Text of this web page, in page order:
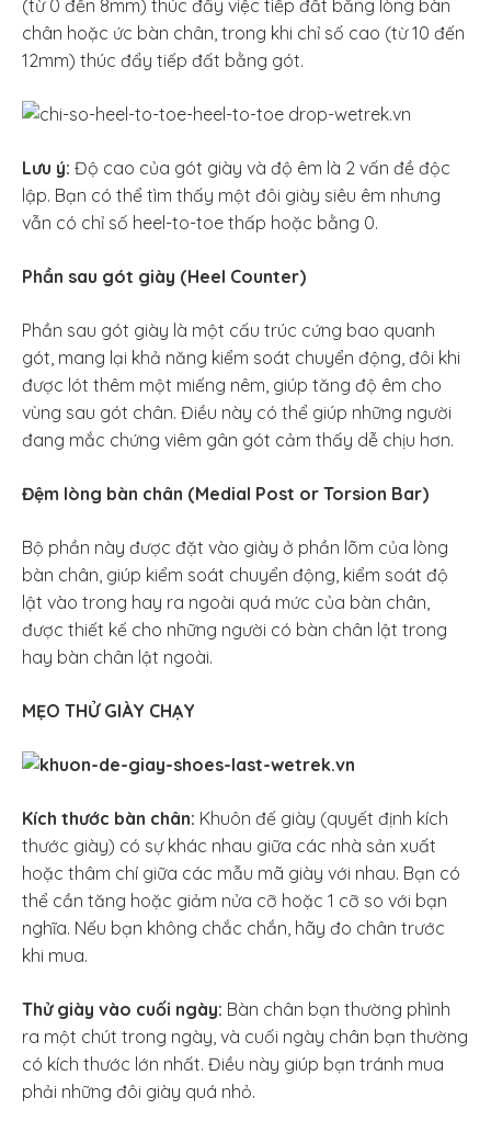
(từ 0 đến 8mm) thúc đẩy việc tiếp đất bằng lòng bàn
chân hoặc ức bàn chân, trong khi chỉ số cao (từ 10 đến
12mm) thúc đẩy tiếp đất bằng gót.
Lưu ý: Độ cao của gót giày và độ êm là 2 vấn đề độc
lập. Bạn có thể tìm thấy một đôi giày siêu êm nhưng
vẫn có chỉ số heel-to-toe thấp hoặc bằng 0.
Phần sau gót giày (Heel Counter)
Phần sau gót giày là một cấu trúc cứng bao quanh
gót, mang lại khả năng kiểm soát chuyển động, đôi khi
được lót thêm một miếng nêm, giúp tăng độ êm cho
vùng sau gót chân. Điều này có thể giúp những người
đang mắc chứng viêm gân gót cảm thấy dễ chịu hơn.
Đệm lòng bàn chân (Medial Post or Torsion Bar)
Bộ phần này được đặt vào giày ở phần lõm của lòng
bàn chân, giúp kiểm soát chuyển động, kiểm soát độ
lật vào trong hay ra ngoài quá mức của bàn chân,
được thiết kế cho những người có bàn chân lật trong
hay bàn chân lật ngoài.
MẸO THỬ GIÀY CHẠY
Kích thước bàn chân: Khuôn đế giày (quyết định kích
thước giày) có sự khác nhau giữa các nhà sản xuất
hoặc thâm chí giữa các mẫu mã giày với nhau. Bạn có
thể cần tăng hoặc giảm nửa cỡ hoặc 1 cỡ so với bạn
nghĩa. Nếu bạn không chắc chắn, hãy đo chân trước
khi mua.
Thử giày vào cuối ngày: Bàn chân bạn thường phình
ra một chút trong ngày, và cuối ngày chân bạn thường
có kích thước lớn nhất. Điều này giúp bạn tránh mua
phải những đôi giày quá nhỏ.